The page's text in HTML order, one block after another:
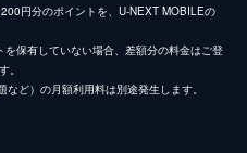
円分のポイントを、U-NEXT MOBILEの
保有していない場合、差額分の料金はご登
。
ど）の月額利用料は別途発生します。